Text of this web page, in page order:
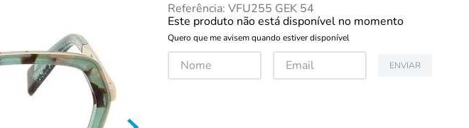
Referência: VFU255 GEK 54
Este produto não está disponível no momento
Quero que me avisem quando estiver disponível
ENVIAR